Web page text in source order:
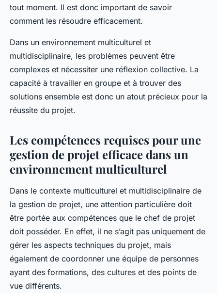
tout moment. Il est donc important de savoir
comment les résoudre efficacement.
Dans un environnement multiculturel et
multidisciplinaire, les problèmes peuvent être
complexes et nécessiter une réflexion collective. La
capacité à travailler en groupe et à trouver des
solutions ensemble est donc un atout précieux pour la
réussite du projet.
Les compétences requises pour une
gestion de projet efficace dans un
environnement multiculturel
Dans le contexte multiculturel et multidisciplinaire de
la gestion de projet, une attention particulière doit
être portée aux compétences que le chef de projet
doit posséder. En effet, il ne s’agit pas uniquement de
gérer les aspects techniques du projet, mais
également de coordonner une équipe de personnes
ayant des formations, des cultures et des points de
vue différents.